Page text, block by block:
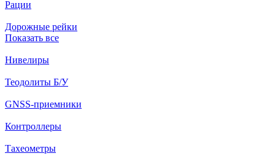
Рации
Дорожные рейки
Показать все
Нивелиры
Теодолиты Б/У
GNSS-приемники
Контроллеры
Тахеометры